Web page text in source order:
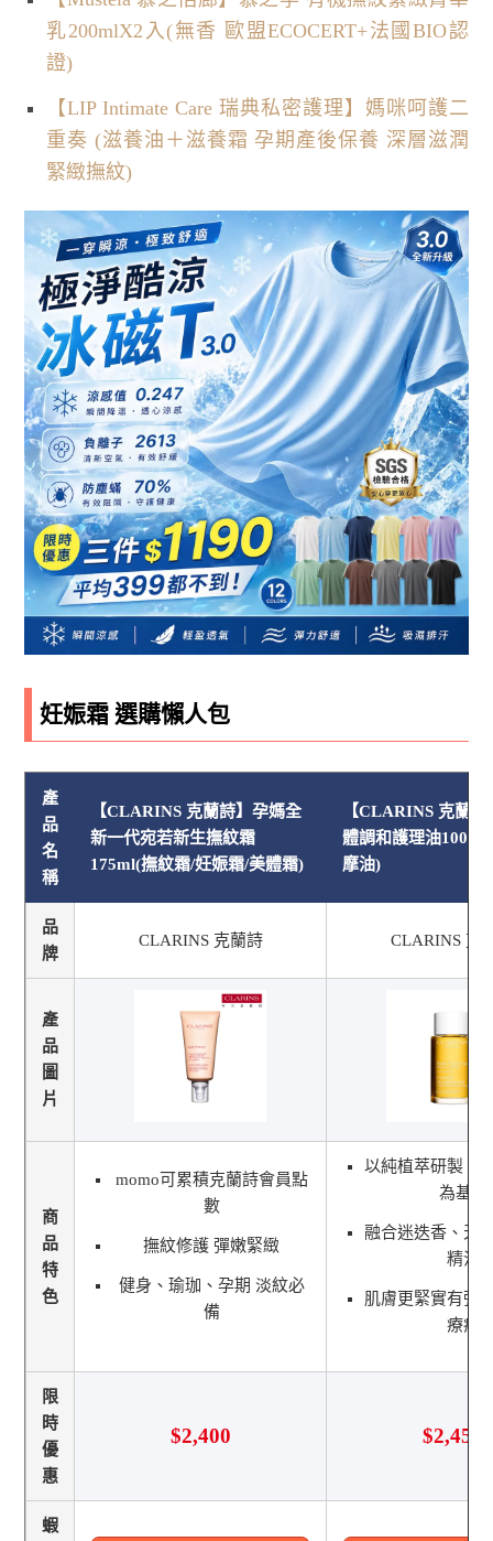
乳200mlX2入(無香 歐盟ECOCERT+法國BIO認
證)
【LIP Intimate Care 瑞典私密護理】媽咪呵護二
重奏 (滋養油＋滋養霜 孕期產後保養 深層滋潤
緊緻撫紋)
妊娠霜 選購懶人包
產
品
名
稱
【CLARINS 克蘭詩】孕媽全
新一代宛若新生撫紋霜
175ml(撫紋霜/妊娠霜/美體霜)
【CLARINS 克蘭
體調和護理油
摩油)
品
牌
CLARINS 克蘭詩 CLARINS 克
產
品
圖
片
商
品
特
色
momo可累積克蘭詩會員點
數
撫紋修護 彈嫩緊緻
健身、瑜珈、孕期 淡紋必
備
以純植萃研製，
為基底
融合迷迭香、天
精油
肌膚更緊實有彈
療癒
限
時
優
惠
$2,400 $2,450
蝦